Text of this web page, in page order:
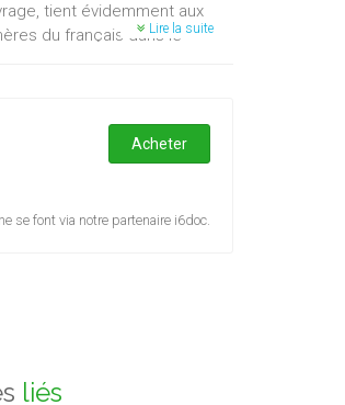
tient évidemment aux
du français dans le
d’apprenants et de leurs
phénomènes combinatoires,
spécifique – du lexique
Lire la suite
Acheter
se font via notre partenaire i6doc.
liés